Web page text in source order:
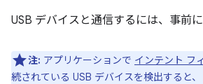
USB デバイスと通信するには、事前に
注: アプリケーションで インテント フ
続されている USB デバイスを検出すると